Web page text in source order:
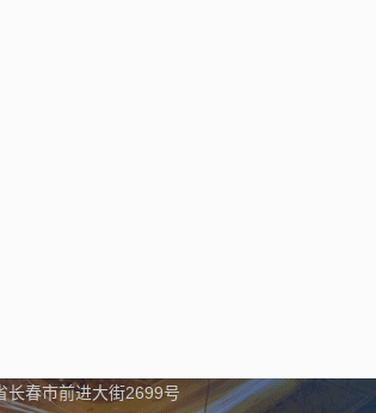
长春市前进大街2699号